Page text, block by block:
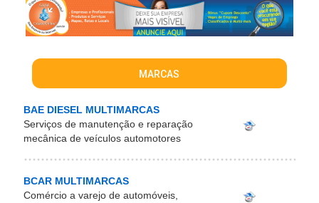
MARCAS
BAE DIESEL MULTIMARCAS
Serviços de manutenção e reparação
mecânica de veículos automotores
BCAR MULTIMARCAS
Comércio a varejo de automóveis,